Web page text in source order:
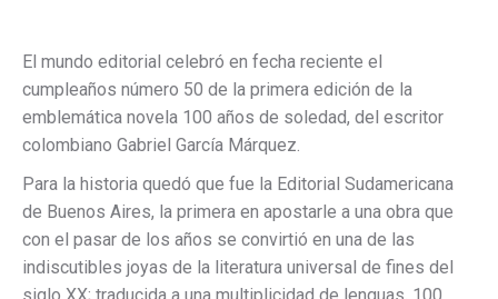
El mundo editorial celebró en fecha reciente el
cumpleaños número 50 de la primera edición de la
emblemática novela 100 años de soledad, del escritor
colombiano Gabriel García Márquez.
Para la historia quedó que fue la Editorial Sudamericana
de Buenos Aires, la primera en apostarle a una obra que
con el pasar de los años se convirtió en una de las
indiscutibles joyas de la literatura universal de fines del